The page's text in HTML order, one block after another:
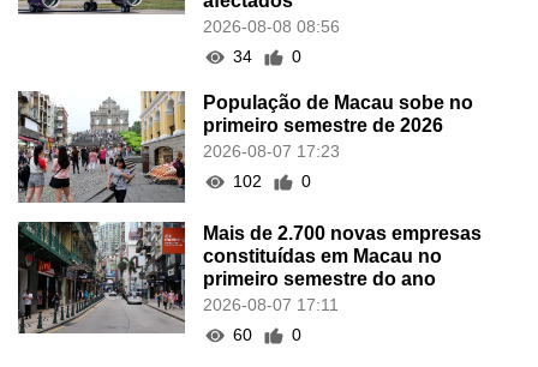
2026-08-08 08:56
34
0
População de Macau sobe no
primeiro semestre de 2026
2026-08-07 17:23
102
0
Mais de 2.700 novas empresas
constituídas em Macau no
primeiro semestre do ano
2026-08-07 17:11
60
0